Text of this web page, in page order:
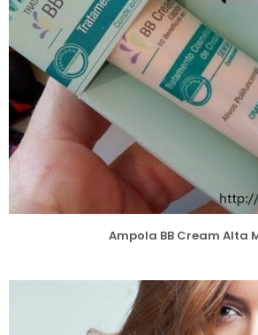
Ampola BB Cream Alta